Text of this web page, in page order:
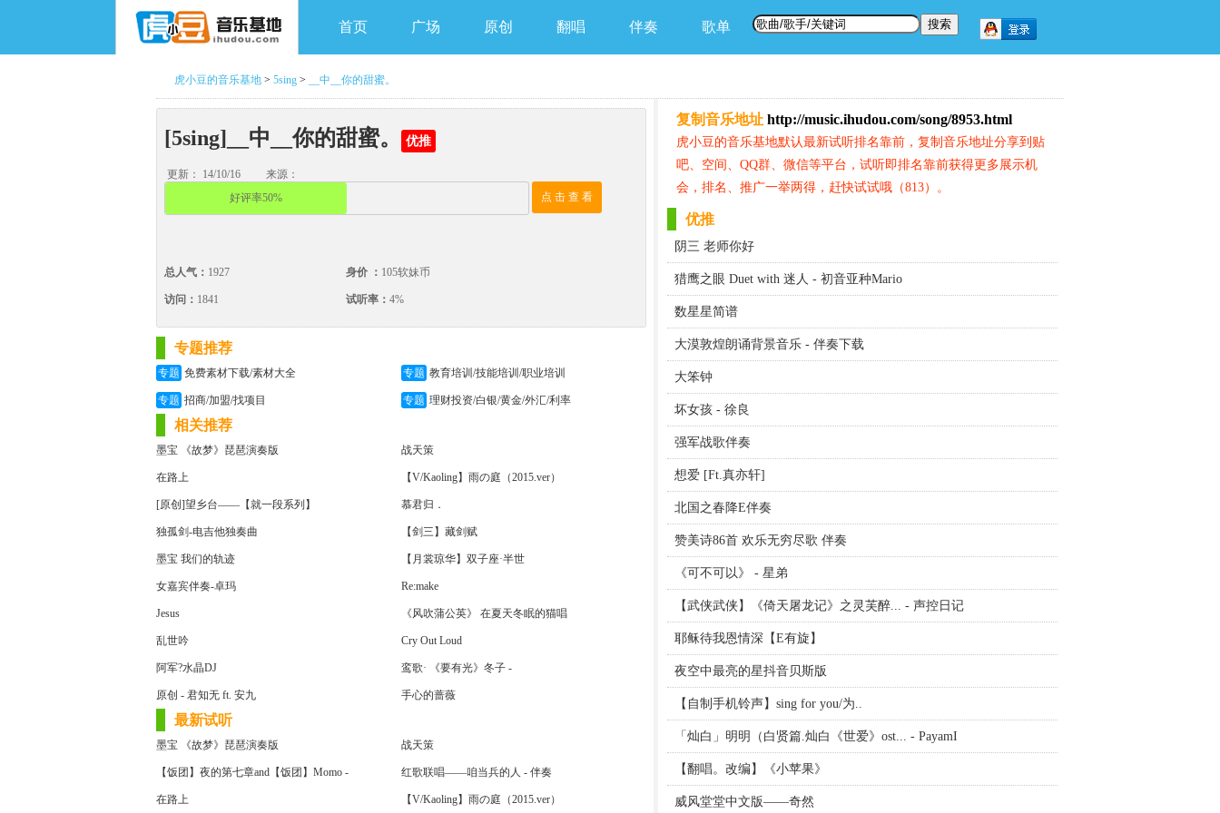
首页 广场 原创 翻唱 伴奏 歌单
虎小豆的音乐基地 > 5sing > __中__你的甜蜜。
[5sing]__中__你的甜蜜。 优推
更新： 14/10/16
来源：
好评率50%
点 击 查 看
总人气： 1927 身价 ： 105软妹币
访问： 1841 试听率： 4%
专题推荐
专题 免费素材下载/素材大全 专题 教育培训/技能培训/职业培训
专题 招商/加盟/找项目 专题 理财投资/白银/黄金/外汇/利率
相关推荐
墨宝 《故梦》琵琶演奏版 战天策
在路上 【V/Kaoling】雨の庭（2015.ver）
[原创]望乡台——【就一段系列】 慕君归．
独孤剑-电吉他独奏曲 【剑三】藏剑赋
墨宝 我们的轨迹 【月裳琼华】双子座·半世
女嘉宾伴奏-卓玛 Re:make
Jesus 《风吹蒲公英》 在夏天冬眠的猫唱
乱世吟 Cry Out Loud
阿军?水晶DJ 鸾歌· 《要有光》冬子 -
原创 - 君知无 ft. 安九 手心的蔷薇
最新试听
墨宝 《故梦》琵琶演奏版 战天策
【饭团】夜的第七章and【饭团】Momo - 红歌联唱——咱当兵的人 - 伴奏
在路上 【V/Kaoling】雨の庭（2015.ver）
复制音乐地址 http://music.ihudou.com/song/8953.html
虎小豆的音乐基地默认最新试听排名靠前，复制音乐地址分享到贴
吧、空间、QQ群、微信等平台，试听即排名靠前获得更多展示机
会，排名、推广一举两得，赶快试试哦（813）。
优推
阴三 老师你好
猎鹰之眼 Duet with 迷人 - 初音亚种Mario
数星星简谱
大漠敦煌朗诵背景音乐 - 伴奏下载
大笨钟
坏女孩 - 徐良
强军战歌伴奏
想爱 [Ft.真亦轩]
北国之春降E伴奏
赞美诗86首 欢乐无穷尽歌 伴奏
《可不可以》 - 星弟
【武侠武侠】《倚天屠龙记》之灵芙醉... - 声控日记
耶稣待我恩情深【E有旋】
夜空中最亮的星抖音贝斯版
【自制手机铃声】sing for you/为..
「灿白」明明（白贤篇.灿白《世爱》ost... - PayamI
【翻唱。改编】《小苹果》
威风堂堂中文版——奇然